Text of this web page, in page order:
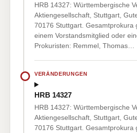
HRB 14327: Württembergische
Aktiengesellschaft, Stuttgart,
70176 Stuttgart. Gesamtprokura
einem Vorstandsmitglied oder
Prokuristen: Remmel, Thomas…
VERÄNDERUNGEN
HRB 14327
HRB 14327: Württembergische
Aktiengesellschaft, Stuttgart,
70176 Stuttgart. Gesamtprokura